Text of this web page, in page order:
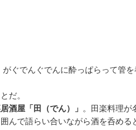
がぐでんぐでんに酔っぱらって管を
だ。
酒屋「田（でん）」 。田楽料理が
んで語らい合いながら酒を呑める